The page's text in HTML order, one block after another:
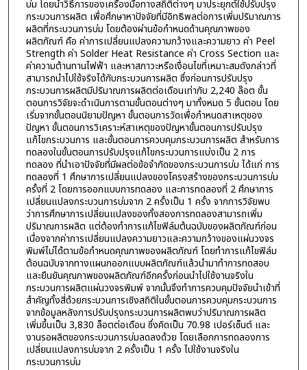
บ่ม โดยนำวิธีการของเครื่องมือทางสถิติต่างๆ มาประยุกต์ใช้ปรับปรุง
กระบวนการผลิต เพื่อศึกษาหาปัจจัยที่มีอิทธิพลต่อการเพิ่มปริมาณการ
ผลิตที่กระบวนการบ่ม โดยต้องผ่านข้อกำหนดด้านคุณภาพของ
ผลิตภัณฑ์ คือ ค่าการเปลี่ยนแปลงความกว้างและความยาว ค่า Peel
Strength ค่า Solder Heat Resistance ค่า Cross Section และ
ค่าความต้านทานไฟฟ้า และหาสภาวะหรือเงื่อนไขที่เหมาะสมดังกล่าวที่
สามารถนำไปใช้จริงได้กับกระบวนการผลิต ซึ่งก่อนการปรับปรุง
กระบวนการผลิตมีปริมาณการผลิตต่อเดือนเท่ากับ 2,240 ล๊อต ขั้น
ตอนการวิจัยจะดำเนินการตามขั้นตอนต่างๆ มาทั้งหมด 5 ขั้นตอน โดย
เริ่มจากขั้นตอนนิยามปัญหา ขั้นตอนการวัดเพื่อกำหนดสาเหตุของ
ปัญหา ขั้นตอนการวิเคราะห์สาเหตุของปัญหาขั้นตอนการปรับปรุง
แก้ไขกระบวนการ และขั้นตอนการควบคุมกระบวนการผลิต สำหรับการ
ทดลองในขั้นตอนการปรับปรุงแก้ไขกระบวนการแบ่งเป็น 2 การ
ทดลอง ที่นำเอาปัจจัยที่มีผลต่อข้อจำกัดของกระบวนการบ่ม ได้แก่ การ
ทดลองที่ 1 ศึกษาการเปลี่ยนแปลงของโครงสร้างของกระบวนการบ่ม
ครั้งที่ 2 โดยการออกแบบการทดลอง และการทดลองที่ 2 ศึกษาการ
เปลี่ยนแปลงกระบวนการบ่มจาก 2 ครั้งเป็น 1 ครั้ง จากการวิจัยพบ
ว่าการศึกษาการเปลี่ยนแปลงของทั้งสองการทดลองสามารถเพิ่ม
ปริมาณการผลิต แต่ต้องทำการแก้ไขฟิล์มต้นฉบับของผลิตภัณฑ์ก่อน
เนื่องจากค่าการเปลี่ยนแปลงความยาวและความกว้างของแผ่นวงจร
พิมพ์ไม่ได้ตามข้อกำหนดคุณภาพของผลิตภัณฑ์ โดยทำการแก้ไขฟิล์ม
ต้อนฉบับจากทางแผนกออกแบบผลิตภัณฑ์แล้วนำมาทำการทดสอบ
และยืนยันคุณภาพของผลิตภัณฑ์อีกครั้งก่อนนำไปใช้งานจริงใน
กระบวนการผลิตแผ่นวงจรพิมพ์ จากนั้นจึงทำการควบคุมปัจจัยนำเข้าที่
สำคัญทั้งสี่ด้วยกระบวนการเชิงสถิติในขั้นตอนการควบคุมกระบวนการ
จากข้อมูลหลังการปรับปรุงกระบวนการผลิตพบว่าปริมาณการผลิต
เพิ่มขึ้นเป็น 3,830 ล็อตต่อเดือน ซึ่งคิดเป็น 70.98 เปอร์เซ็นต์ และ
งานรอผลิตของกระบวนการบ่มลดลงด้วย โดยเลือกการทดลองการ
เปลี่ยนแปลงการบ่มจาก 2 ครั้งเป็น 1 ครั้ง ไปใช้งานจริงใน
กระบวนการบ่ม